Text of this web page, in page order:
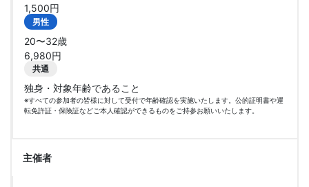
1,500円
男性
20〜32歳
6,980円
共通
独身・対象年齢であること
※すべての参加者の皆様に対して受付で年齢確認を実施いたします。公的証明書や運
転免許証・保険証などご本人確認ができるものをご持参お願いいたします。
主催者